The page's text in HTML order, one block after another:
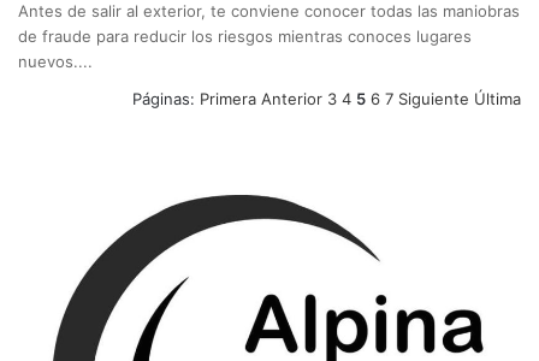
Antes de salir al exterior, te conviene conocer todas las maniobras
de fraude para reducir los riesgos mientras conoces lugares
nuevos....
Páginas: Primera Anterior 3 4 5 6 7 Siguiente Última